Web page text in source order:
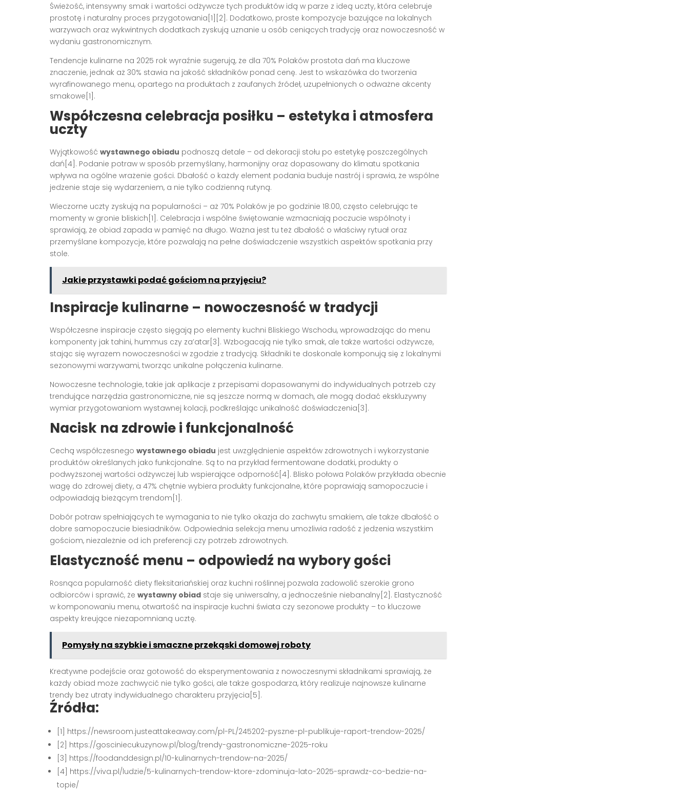
Świeżość, intensywny smak i wartości odżywcze tych produktów idą w parze z ideą uczty, która celebruje
prostotę i naturalny proces przygotowania[1][2]. Dodatkowo, proste kompozycje bazujące na lokalnych
warzywach oraz wykwintnych dodatkach zyskują uznanie u osób ceniących tradycję oraz nowoczesność w
wydaniu gastronomicznym.
Tendencje kulinarne na 2025 rok wyraźnie sugerują, że dla 70% Polaków prostota dań ma kluczowe
znaczenie, jednak aż 30% stawia na jakość składników ponad cenę. Jest to wskazówka do tworzenia
wyrafinowanego menu, opartego na produktach z zaufanych źródeł, uzupełnionych o odważne akcenty
smakowe[1].
Współczesna celebracja posiłku – estetyka i atmosfera
uczty
Wyjątkowość wystawnego obiadu podnoszą detale – od dekoracji stołu po estetykę poszczególnych
dań[4]. Podanie potraw w sposób przemyślany, harmonijny oraz dopasowany do klimatu spotkania
wpływa na ogólne wrażenie gości. Dbałość o każdy element podania buduje nastrój i sprawia, że wspólne
jedzenie staje się wydarzeniem, a nie tylko codzienną rutyną.
Wieczorne uczty zyskują na popularności – aż 70% Polaków je po godzinie 18:00, często celebrując te
momenty w gronie bliskich[1]. Celebracja i wspólne świętowanie wzmacniają poczucie wspólnoty i
sprawiają, że obiad zapada w pamięć na długo. Ważna jest tu też dbałość o właściwy rytuał oraz
przemyślane kompozycje, które pozwalają na pełne doświadczenie wszystkich aspektów spotkania przy
stole.
Jakie przystawki podać gościom na przyjęciu?
Inspiracje kulinarne – nowoczesność w tradycji
Współczesne inspiracje często sięgają po elementy kuchni Bliskiego Wschodu, wprowadzając do menu
komponenty jak tahini, hummus czy za’atar[3]. Wzbogacają nie tylko smak, ale także wartości odżywcze,
stając się wyrazem nowoczesności w zgodzie z tradycją. Składniki te doskonale komponują się z lokalnymi
sezonowymi warzywami, tworząc unikalne połączenia kulinarne.
Nowoczesne technologie, takie jak aplikacje z przepisami dopasowanymi do indywidualnych potrzeb czy
trendujące narzędzia gastronomiczne, nie są jeszcze normą w domach, ale mogą dodać ekskluzywny
wymiar przygotowaniom wystawnej kolacji, podkreślając unikalność doświadczenia[3].
Nacisk na zdrowie i funkcjonalność
Cechą współczesnego wystawnego obiadu jest uwzględnienie aspektów zdrowotnych i wykorzystanie
produktów określanych jako funkcjonalne. Są to na przykład fermentowane dodatki, produkty o
podwyższonej wartości odżywczej lub wspierające odporność[4]. Blisko połowa Polaków przykłada obecnie
wagę do zdrowej diety, a 47% chętnie wybiera produkty funkcjonalne, które poprawiają samopoczucie i
odpowiadają bieżącym trendom[1].
Dobór potraw spełniających te wymagania to nie tylko okazja do zachwytu smakiem, ale także dbałość o
dobre samopoczucie biesiadników. Odpowiednia selekcja menu umożliwia radość z jedzenia wszystkim
gościom, niezależnie od ich preferencji czy potrzeb zdrowotnych.
Elastyczność menu – odpowiedź na wybory gości
Rosnąca popularność diety fleksitariańskiej oraz kuchni roślinnej pozwala zadowolić szerokie grono
odbiorców i sprawić, że wystawny obiad staje się uniwersalny, a jednocześnie niebanalny[2]. Elastyczność
w komponowaniu menu, otwartość na inspiracje kuchni świata czy sezonowe produkty – to kluczowe
aspekty kreujące niezapomnianą ucztę.
Pomysły na szybkie i smaczne przekąski domowej roboty
Kreatywne podejście oraz gotowość do eksperymentowania z nowoczesnymi składnikami sprawiają, że
każdy obiad może zachwycić nie tylko gości, ale także gospodarza, który realizuje najnowsze kulinarne
trendy bez utraty indywidualnego charakteru przyjęcia[5].
Źródła:
[1] https://newsroom.justeattakeaway.com/pl-PL/245202-pyszne-pl-publikuje-raport-trendow-2025/
[2] https://gosciniecukuzynow.pl/blog/trendy-gastronomiczne-2025-roku
[3] https://foodanddesign.pl/10-kulinarnych-trendow-na-2025/
[4] https://viva.pl/ludzie/5-kulinarnych-trendow-ktore-zdominuja-lato-2025-sprawdz-co-bedzie-na-
topie/